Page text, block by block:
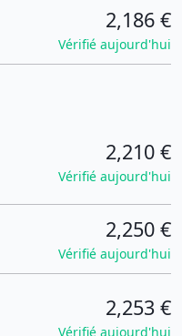
2,186 €
Vérifié aujourd'hui
2,210 €
Vérifié aujourd'hui
2,250 €
Vérifié aujourd'hui
2,253 €
Vérifié aujourd'hui